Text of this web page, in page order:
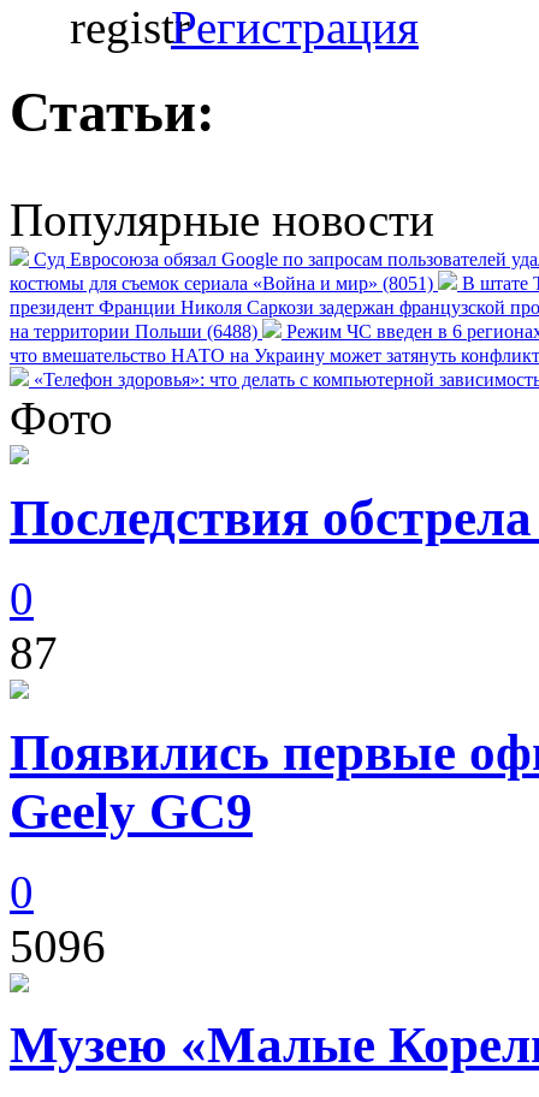
Регистрация
Статьи:
Популярные новости
Суд Евросоюза обязал Google по запросам пользователей
костюмы для съемок сериала «Война и мир» (8051)
В штате
президент Франции Николя Саркози задержан французской
на территории Польши (6488)
Режим ЧС введен в 6
что вмешательство НАТО на Украину может затянуть
«Телефон здоровья»: что делать с компьютерной
Фото
Последствия
0
87
Появились первые
Geely GC9
0
5096
Музею «Малые